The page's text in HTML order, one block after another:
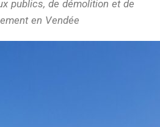
publics, de démolition et de
en Vendée